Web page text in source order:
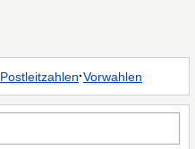
Postleitzahlen·Vorwahlen